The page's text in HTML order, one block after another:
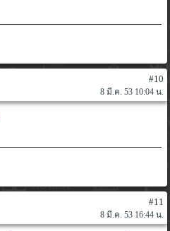
#10
8 มี.ค. 53 10:04 น.
#11
8 มี.ค. 53 16:44 น.